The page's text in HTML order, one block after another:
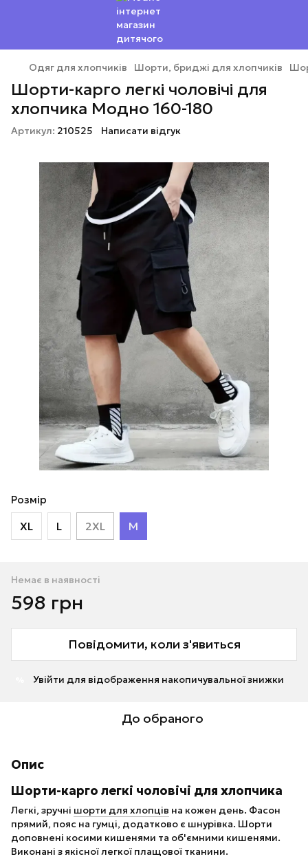
Одяг для хлопчиків Шорти, бриджі для хлопчиків
Шорти-карго легкі чоловічі для
хлопчика Модно 160-180
Артикул: 210525 Написати відгук
Розмір
XL L 2XL M
Немає в наявності
598 грн
Повідомити, коли з'явиться
Увійти для відображення накопичувальної знижки
До обраного
Опис
Шорти-карго легкі чоловічі для хлопчика
Легкі, зручні шорти для хлопців на кожен день. Фасон
прямий, пояс на гумці, додатково є шнурівка. Шорти
доповнені косими кишенями та об'ємними кишенями.
Виконані з якісної легкої плащової тканини.